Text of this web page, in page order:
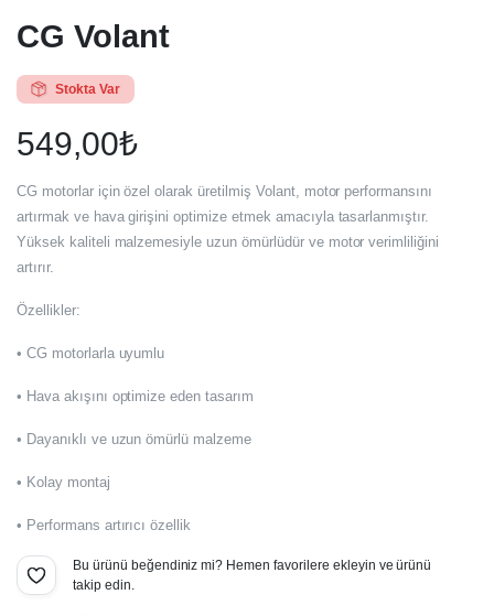
CG Volant
Stokta Var
549,00₺
CG motorlar için özel olarak üretilmiş Volant, motor performansını
artırmak ve hava girişini optimize etmek amacıyla tasarlanmıştır.
Yüksek kaliteli malzemesiyle uzun ömürlüdür ve motor verimliliğini
artırır.
Özellikler:
• CG motorlarla uyumlu
• Hava akışını optimize eden tasarım
• Dayanıklı ve uzun ömürlü malzeme
• Kolay montaj
• Performans artırıcı özellik
Bu ürünü beğendiniz mi? Hemen favorilere ekleyin ve ürünü
takip edin.